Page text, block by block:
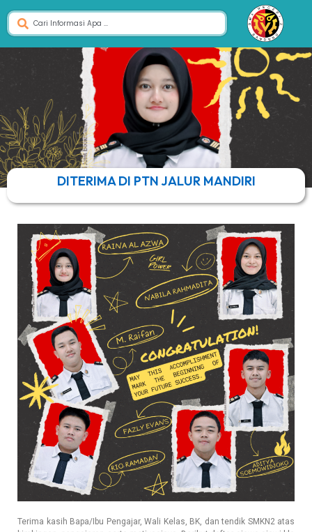
DITERIMA DI PTN JALUR MANDIRI
Terima kasih Bapa/Ibu Pengajar, Wali Kelas, BK, dan tendik SMKN2 atas